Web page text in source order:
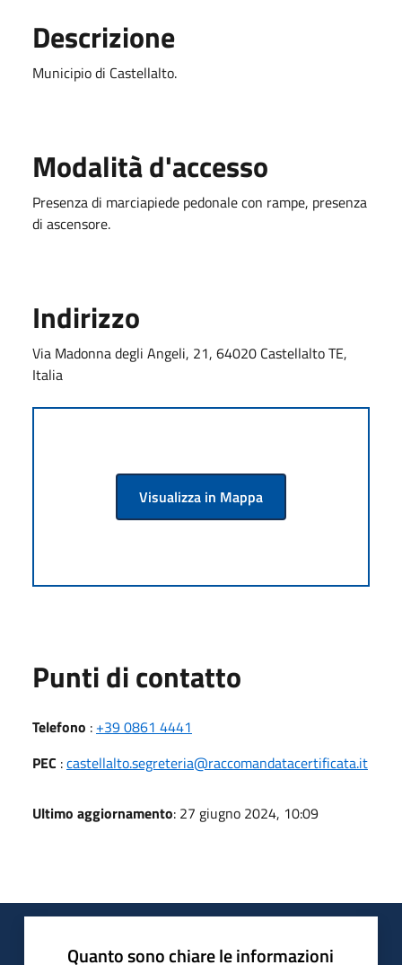
Descrizione
Municipio di Castellalto.
Modalità d'accesso
Presenza di marciapiede pedonale con rampe, presenza
di ascensore.
Indirizzo
Via Madonna degli Angeli, 21, 64020 Castellalto TE,
Italia
Visualizza in Mappa
Punti di contatto
Telefono : +39 0861 4441
PEC :castellalto.segreteria@raccomandatacertificata.it
Ultimo aggiornamento: 27 giugno 2024, 10:09
Quanto sono chiare le informazioni